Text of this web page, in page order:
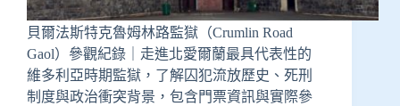
貝爾法斯特克魯姆林路監獄（Crumlin Road
Gaol）參觀紀錄｜走進北愛爾蘭最具代表性的
維多利亞時期監獄，了解囚犯流放歷史、死刑
制度與政治衝突背景，包含門票資訊與實際參